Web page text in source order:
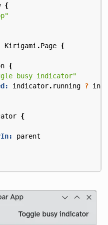
{
Kirigami .Page {
{
busy indicator"
indicator. running ?
{
parent